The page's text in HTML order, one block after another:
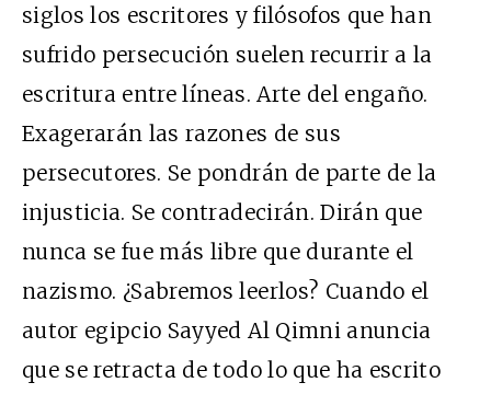
siglos los escritores y filósofos que han
sufrido persecución suelen recurrir a la
escritura entre líneas. Arte del engaño.
Exagerarán las razones de sus
persecutores. Se pondrán de parte de la
injusticia. Se contradecirán. Dirán que
nunca se fue más libre que durante el
nazismo. ¿Sabremos leerlos? Cuando el
autor egipcio Sayyed Al Qimni anuncia
que se retracta de todo lo que ha escrito